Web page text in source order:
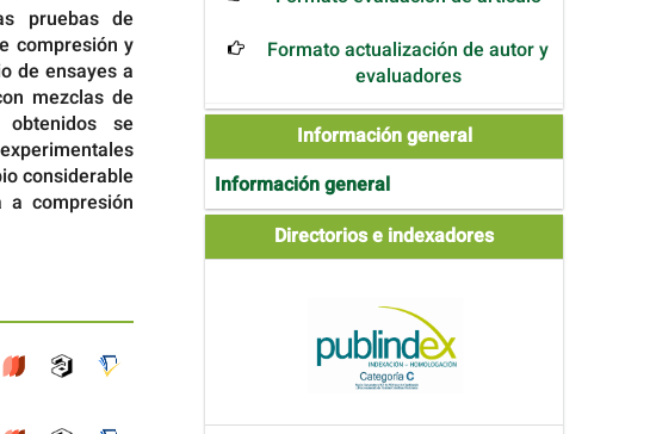
pruebas de
compresión y
de ensayes a
mezclas de
se
considerable
compresión
Formato actualización de autor y
evaluadores
Información general
Información general
Directories
and
Directorios e indexadores